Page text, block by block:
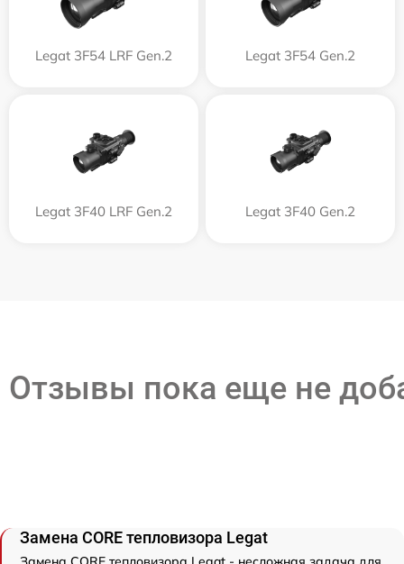
Legat 3F54 LRF Gen.2 Legat 3F54 Gen.2
Legat 3F40 LRF Gen.2 Legat 3F40 Gen.2
Отзывы пока еще не
Замена CORE тепловизора Legat